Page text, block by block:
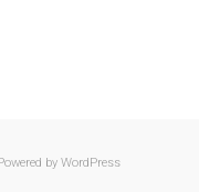
by WordPress